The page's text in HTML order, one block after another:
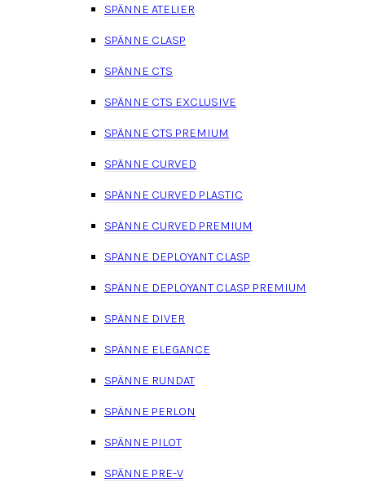
SPÄNNE ATELIER
SPÄNNE CLASP
SPÄNNE CTS
SPÄNNE CTS EXCLUSIVE
SPÄNNE CTS PREMIUM
SPÄNNE CURVED
SPÄNNE CURVED PLASTIC
SPÄNNE CURVED PREMIUM
SPÄNNE DEPLOYANT CLASP
SPÄNNE DEPLOYANT CLASP PREMIUM
SPÄNNE DIVER
SPÄNNE ELEGANCE
SPÄNNE RUNDAT
SPÄNNE PERLON
SPÄNNE PILOT
SPÄNNE PRE-V